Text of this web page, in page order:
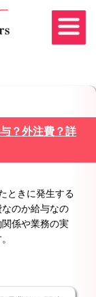
？外注費？詳
ときに発生する
のか給与なの
係や業務の実